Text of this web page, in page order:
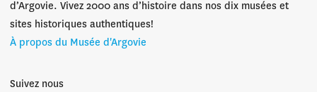
d’Argovie. Vivez 2000 ans d’histoire dans nos dix musées et
sites historiques authentiques!
À propos du Musée d'Argovie
Suivez nous